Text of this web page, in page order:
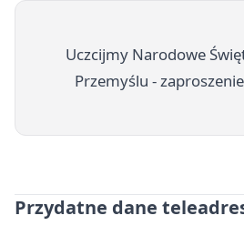
Uczcijmy Narodowe
Przemyślu -
Przydatne dane